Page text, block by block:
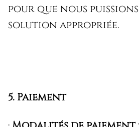
pour que nous
solution appropriée.
5. Paiement